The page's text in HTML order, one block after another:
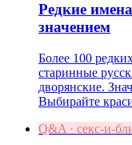
Редкие
значением
Более 100
старинные
дворянские.
Выбирайте
Q&A · секс-и-